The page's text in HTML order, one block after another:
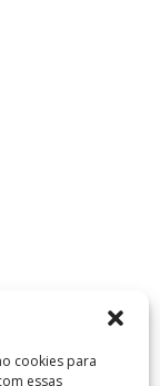
cookies para
essas